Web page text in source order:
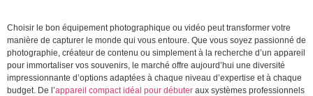
Choisir le bon équipement photographique ou vidéo peut transformer votre
manière de capturer le monde qui vous entoure. Que vous soyez passionné de
photographie, créateur de contenu ou simplement à la recherche d’un appareil
pour immortaliser vos souvenirs, le marché offre aujourd’hui une diversité
impressionnante d’options adaptées à chaque niveau d’expertise et à chaque
budget. De l’appareil compact idéal pour débuter aux systèmes professionnels